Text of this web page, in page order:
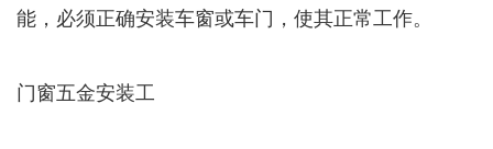
能，必须正确安装车窗或车门，使其正常工作。
门窗五金安装工